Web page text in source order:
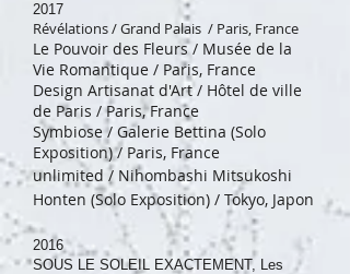
2017
Révélations / Grand Palais / Paris, France
Le Pouvoir des Fleurs / Musée de la
Vie Romantique / Paris, France
Design Artisanat d'Art / Hôtel de ville
de Paris / Paris, France
Symbiose / Galerie Bettina (Solo
Exposition) / Paris, France
unlimited / Nihombashi Mitsukoshi
Honten (Solo Exposition) / Tokyo, Japon
2016
SOUS LE SOLEIL EXACTEMENT, Les